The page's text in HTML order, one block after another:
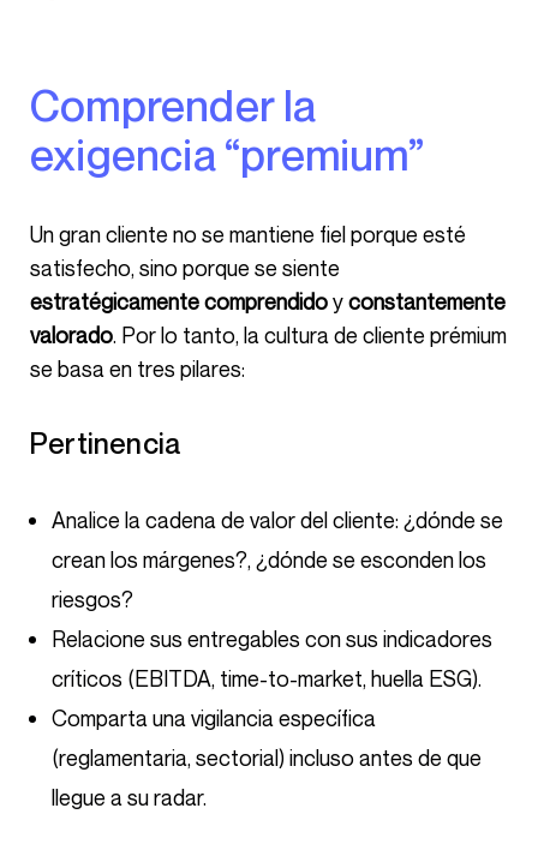
Comprender la
exigencia “premium”
Un gran cliente no se mantiene fiel porque esté
satisfecho, sino porque se siente
estratégicamente comprendidoyconstantemente
valorado. Por lo tanto, la cultura de cliente prémium
se basa en tres pilares:
Pertinencia
Analice la cadena de valor del cliente: ¿dónde se
crean los márgenes?, ¿dónde se esconden los
riesgos?
Relacione sus entregables con sus indicadores
críticos (EBITDA, time-to-market, huella ESG).
Comparta una vigilancia específica
(reglamentaria, sectorial) incluso antes de que
llegue a su radar.